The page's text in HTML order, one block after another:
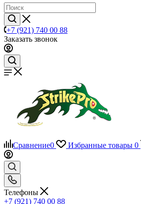
+7 (921) 740 00 88
Заказать звонок
Сравнение0 Избранные товары 0
Телефоны
+7 (921) 740 00 88